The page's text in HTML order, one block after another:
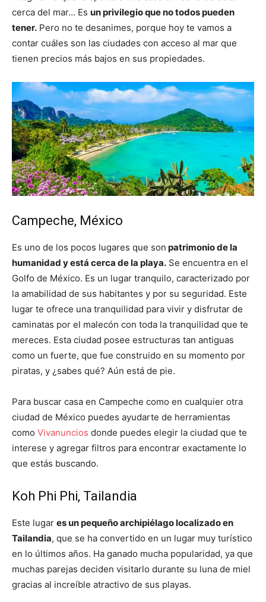
cerca del mar… Es un privilegio que no todos pueden
tener. Pero no te desanimes, porque hoy te vamos a
contar cuáles son las ciudades con acceso al mar que
tienen precios más bajos en sus propiedades.
Campeche, México
Es uno de los pocos lugares que son patrimonio de la
humanidad y está cerca de la playa. Se encuentra en el
Golfo de México. Es un lugar tranquilo, caracterizado por
la amabilidad de sus habitantes y por su seguridad. Este
lugar te ofrece una tranquilidad para vivir y disfrutar de
caminatas por el malecón con toda la tranquilidad que te
mereces. Esta ciudad posee estructuras tan antiguas
como un fuerte, que fue construido en su momento por
piratas, y ¿sabes qué? Aún está de pie.
Para buscar casa en Campeche como en cualquier otra
ciudad de México puedes ayudarte de herramientas
como Vivanuncios donde puedes elegir la ciudad que te
interese y agregar filtros para encontrar exactamente lo
que estás buscando.
Koh Phi Phi, Tailandia
Este lugar es un pequeño archipiélago localizado en
Tailandia, que se ha convertido en un lugar muy turístico
en lo últimos años. Ha ganado mucha popularidad, ya que
muchas parejas deciden visitarlo durante su luna de miel
gracias al increíble atractivo de sus playas.